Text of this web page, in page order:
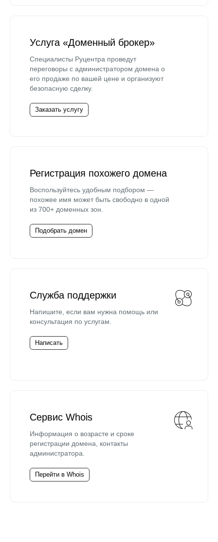
Услуга «Доменный брокер»
Специалисты Руцентра проведут
переговоры с администратором домена о
его продаже по вашей цене и организуют
безопасную сделку.
Заказать услугу
Регистрация похожего домена
Воспользуйтесь удобным подбором —
похожее имя может быть свободно в одной
из 700+ доменных зон.
Подобрать домен
Служба поддержки
Напишите, если вам нужна помощь или
консультация по услугам.
Написать
Сервис Whois
Информация о возрасте и сроке
регистрации домена, контакты
администратора.
Перейти в Whois